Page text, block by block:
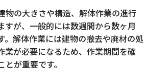
物の大きさや構造、解体作業の進行
すが、一般的には数週間から数ヶ月
。解体作業には建物の撤去や廃材の処
業が必要になるため、作業期間を確
が重要です。